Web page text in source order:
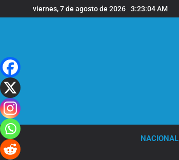
al
viernes, 7 de agosto de 2026 3:23:04 AM